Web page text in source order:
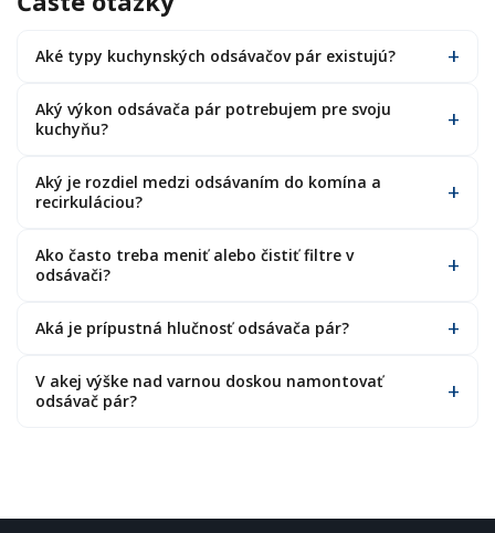
Aké typy kuchynských odsávačov pár existujú?
Aký výkon odsávača pár potrebujem pre svoju
kuchyňu?
Aký je rozdiel medzi odsávaním do komína a
recirkuláciou?
Ako často treba meniť alebo čistiť filtre v
odsávači?
Aká je prípustná hlučnosť odsávača pár?
V akej výške nad varnou doskou namontovať
odsávač pár?